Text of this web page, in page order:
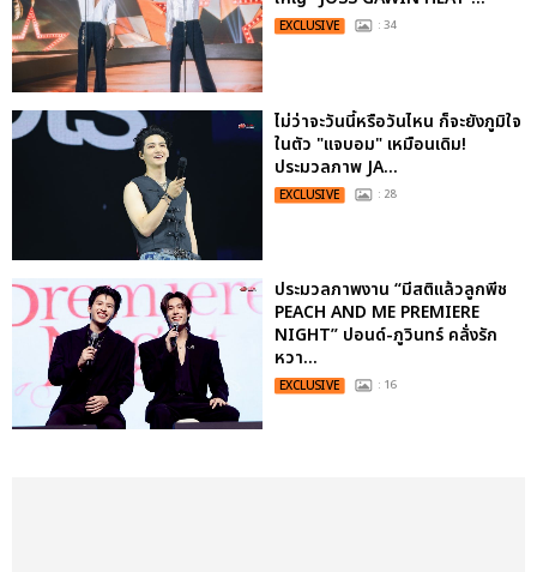
EXCLUSIVE : 34
ไม่ว่าจะวันนี้หรือวันไหน ก็จะยังภูมิใจ
ในตัว "แจบอม" เหมือนเดิม!
ประมวลภาพ JA...
EXCLUSIVE : 28
ประมวลภาพงาน “มีสติแล้วลูกพีช
PEACH AND ME PREMIERE
NIGHT” ปอนด์-ภูวินทร์ คลั่งรัก
หวา...
EXCLUSIVE : 16